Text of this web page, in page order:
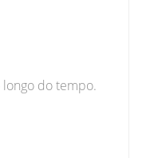
do tempo.